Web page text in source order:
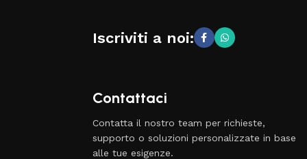
Iscriviti a noi:
Contattaci
Contatta il nostro team per richieste,
supporto o soluzioni personalizzate in base
alle tue esigenze.